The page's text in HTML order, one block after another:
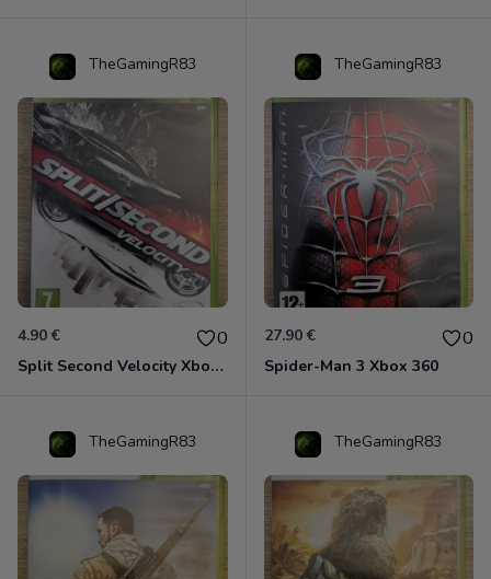
TheGamingR83
4.90 € 0
Split Second Velocity Xbox 360
TheGamingR83
27.90 € 0
Spider-Man 3 Xbox 360
TheGamingR83 TheGamingR83